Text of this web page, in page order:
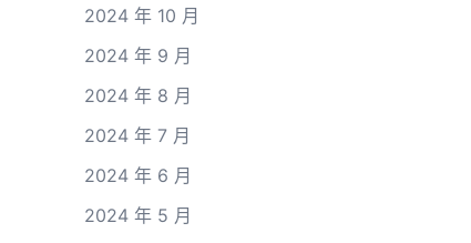
2024 年 10 月
2024 年 9 月
2024 年 8 月
2024 年 7 月
2024 年 6 月
2024 年 5 月